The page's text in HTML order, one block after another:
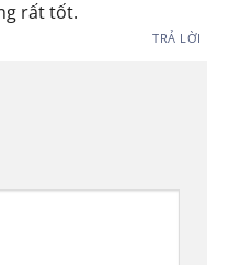
rất tốt.
TRẢ LỜI